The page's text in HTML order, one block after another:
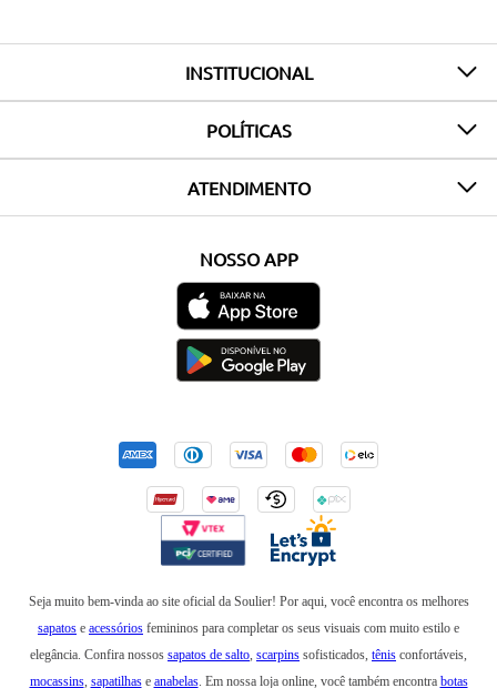
INSTITUCIONAL
POLÍTICAS
ATENDIMENTO
NOSSO APP
Seja muito bem-vinda ao site oficial da Soulier! Por aqui, você encontra os melhores
sapatos e acessórios femininos para completar os seus visuais com muito estilo e
elegância. Confira nossos sapatos de salto, scarpins sofisticados, tênis confortáveis,
mocassins, sapatilhase anabelas. Em nossa loja online, você também encontra botas